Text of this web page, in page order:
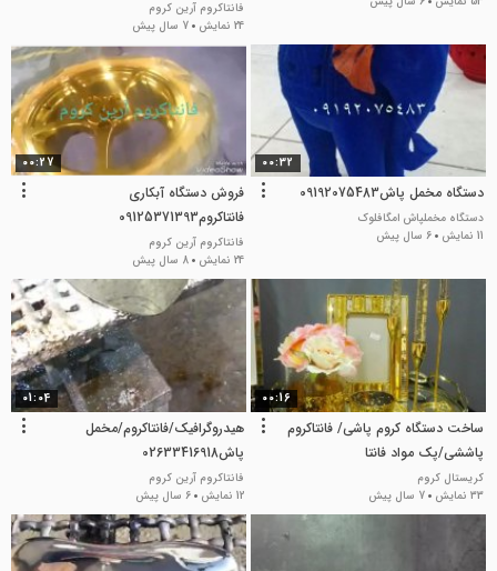
فانتاکروم آرین کروم
24 نمایش
7 سال پیش
00:32
دستگاه مخمل پاش09192075483
دستگاه مخملپاش امگافلوک
11 نمایش
6 سال پیش
00:27
فروش دستگاه آبکاری
فانتاکروم09125371393
فانتاکروم آرین کروم
24 نمایش
8 سال پیش
00:16
ساخت دستگاه کروم پاشی/ فانتاکروم
پاششی/پک مواد فانتا
کروم09128053607
کریستال کروم
33 نمایش
7 سال پیش
01:04
هیدروگرافیک/فانتاکروم/مخمل
پاش02633416918
فانتاکروم آرین کروم
12 نمایش
6 سال پیش